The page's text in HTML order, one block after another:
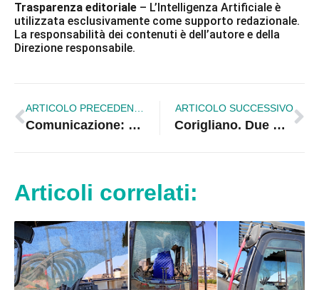
Trasparenza editoriale – L’Intelligenza Artificiale è
utilizzata esclusivamente come supporto redazionale.
La responsabilità dei contenuti è dell’autore e della
Direzione responsabile.
ARTICOLO PRECEDENTE
Comunicazione: basta improvvisare | I&C, numeri e risultati che fanno la differenza
ARTICOLO SUCCESSIVO
Corigliano. Due mesi in psichiatria senza una struttura: il caso che interroga la sanità |VIDEO
Articoli correlati: